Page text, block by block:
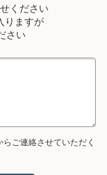
ください
りますが
さい
ご連絡させていただく